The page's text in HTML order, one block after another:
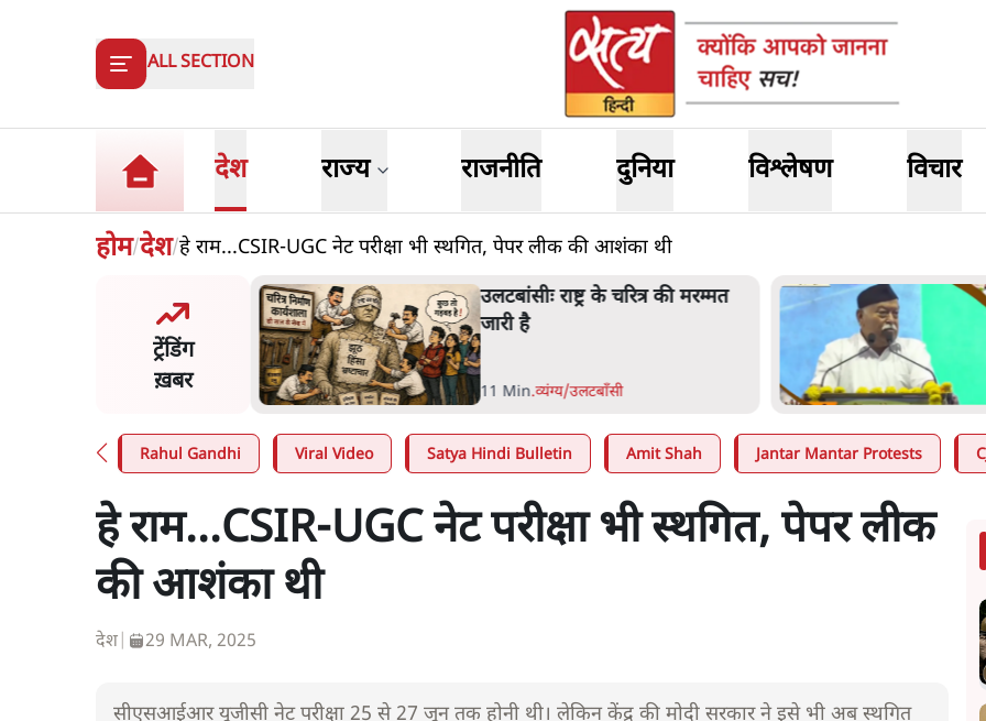
ALL SECTION
देश राज्य राजनीति दुनिया विश्लेषण विचार
होम/देश/हे राम...CSIR-UGC नेट परीक्षा भी स्थगित, पेपर लीक की आशंका थी
ट्रेंडिंग
ख़बर
शाह के संसद में आने पर
करे सरकार': राज्यसभा
उलटबांसीः राष्ट्र के चरित्र की मरम्मत
जारी है
11 Min.व्यंग्य/उलटबाँसी
Rahul Gandhi Viral Video Satya Hindi Bulletin Amit Shah Jantar Mantar Protests
हे राम...CSIR-UGC नेट परीक्षा भी स्थगित, पेपर लीक
की आशंका थी
देश 29 MAR, 2025
सीएसआईआर यूजीसी नेट परीक्षा 25 से 27 जून तक होनी थी। लेकिन केंद्र की मोदी सरकार ने इसे भी अब स्थगित